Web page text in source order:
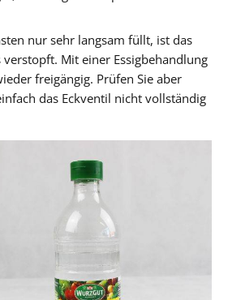
nur sehr langsam füllt, ist das
Mit einer Essigbehandlung
freigängig. Prüfen Sie aber
das Eckventil nicht vollständig